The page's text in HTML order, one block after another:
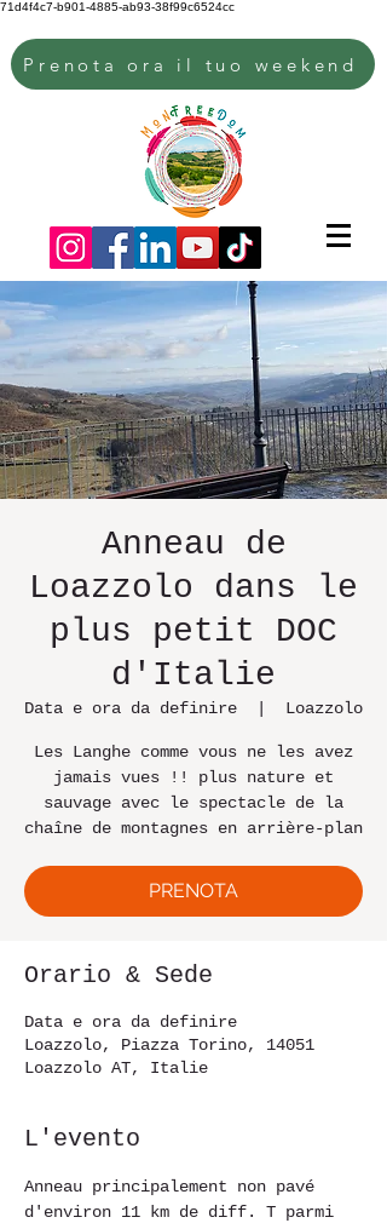
71d4f4c7-b901-4885-ab93-38f99c6524cc
Prenota ora il tuo weekend
Anneau de
Loazzolo dans le
plus petit DOC
d'Italie
Data e ora da definire Loazzolo
Les Langhe comme vous ne les avez
jamais vues !! plus nature et
sauvage avec le spectacle de la
chaîne de montagnes en arrière-plan
PRENOTA
Orario & Sede
Data e ora da definire
Loazzolo, Piazza Torino, 14051
Loazzolo AT, Italie
L'evento
Anneau principalement non pavé
d'environ 11 km de diff. T parmi